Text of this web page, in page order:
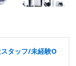
スタッフ/未経験O